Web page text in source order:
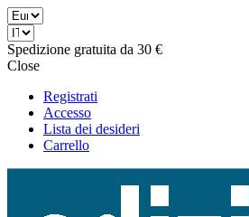
Spedizione gratuita da 30 €
Close
Registrati
Accesso
Lista dei desideri
Carrello